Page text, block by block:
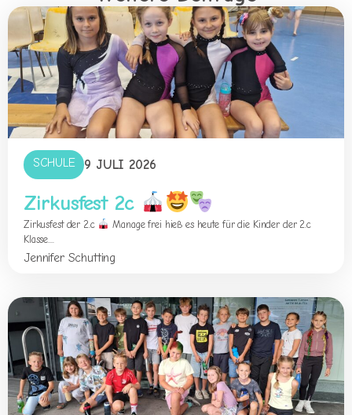
SCHULE 9 JULI 2026
Zirkusfest 2c
Zirkusfest der 2.c
Manage frei hieß es heute für die Kinder der 2.c
Klasse....
Jennifer Schutting